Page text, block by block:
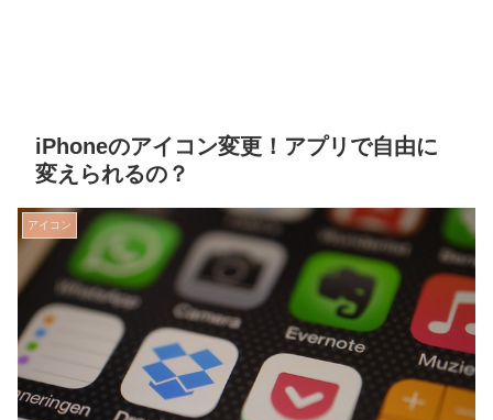
iPhoneのアイコン変更！アプリで自由に
変えられるの？
アイコン